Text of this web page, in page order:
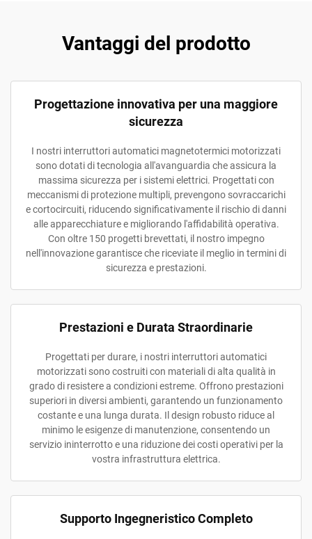
Vantaggi del prodotto
Progettazione innovativa per una maggiore
sicurezza
I nostri interruttori automatici magnetotermici motorizzati
sono dotati di tecnologia all'avanguardia che assicura la
massima sicurezza per i sistemi elettrici. Progettati con
meccanismi di protezione multipli, prevengono sovraccarichi
e cortocircuiti, riducendo significativamente il rischio di danni
alle apparecchiature e migliorando l'affidabilità operativa.
Con oltre 150 progetti brevettati, il nostro impegno
nell'innovazione garantisce che riceviate il meglio in termini di
sicurezza e prestazioni.
Prestazioni e Durata Straordinarie
Progettati per durare, i nostri interruttori automatici
motorizzati sono costruiti con materiali di alta qualità in
grado di resistere a condizioni estreme. Offrono prestazioni
superiori in diversi ambienti, garantendo un funzionamento
costante e una lunga durata. Il design robusto riduce al
minimo le esigenze di manutenzione, consentendo un
servizio ininterrotto e una riduzione dei costi operativi per la
vostra infrastruttura elettrica.
Supporto Ingegneristico Completo